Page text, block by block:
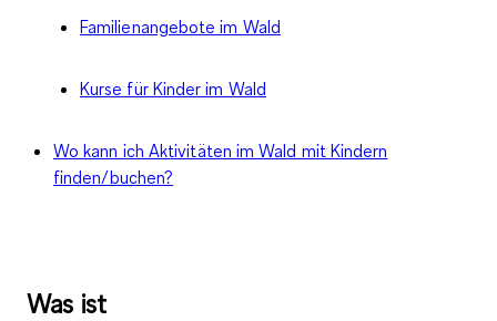
Familienangebote im Wald
Kurse für Kinder im Wald
Wo kann ich Aktivitäten im Wald mit Kindern
finden/buchen?
Was ist